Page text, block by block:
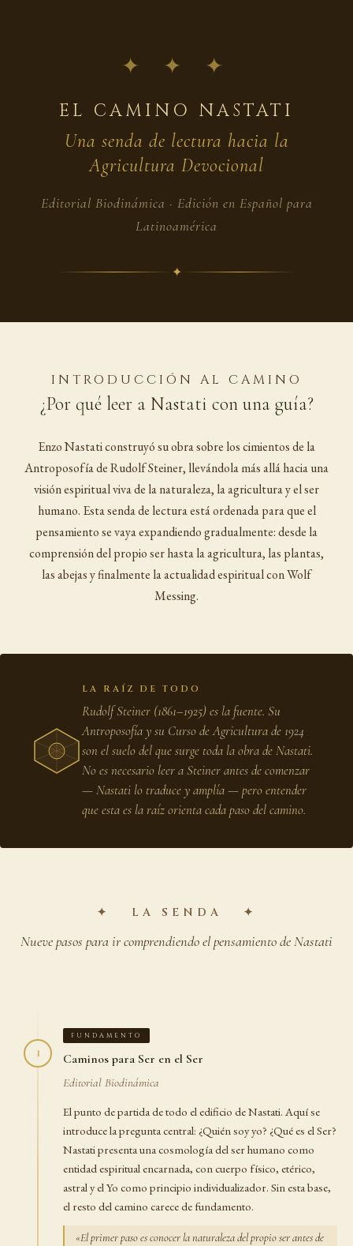
✦ ✦ ✦
EL CAMINO NASTATI
Una senda de lectura hacia la
Agricultura Devocional
Editorial Biodinámica · Edición en Español para
Latinoamérica
✦
INTRODUCCIÓN AL CAMINO
¿Por qué leer a Nastati con una guía?
Enzo Nastati construyó su obra sobre los cimientos de la
Antroposofía de Rudolf Steiner, llevándola más allá hacia una
visión espiritual viva de la naturaleza, la agricultura y el ser
humano. Esta senda de lectura está ordenada para que el
pensamiento se vaya expandiendo gradualmente: desde la
comprensión del propio ser hasta la agricultura, las plantas,
las abejas y finalmente la actualidad espiritual con Wolf
Messing.
LA RAÍZ DE TODO
Rudolf Steiner (1861–1925) es la fuente. Su
Antroposofía y su Curso de Agricultura de 1924
son el suelo del que surge toda la obra de Nastati.
No es necesario leer a Steiner antes de comenzar
— Nastati lo traduce y amplía — pero entender
que esta es la raíz orienta cada paso del camino.
✦ LA SENDA ✦
Nueve pasos para ir comprendiendo el pensamiento de Nastati
1
FUNDAMENTO
Caminos para Ser en el Ser
Editorial Biodinámica
El punto de partida de todo el edificio de Nastati. Aquí se
introduce la pregunta central: ¿Quién soy yo? ¿Qué es el Ser?
Nastati presenta una cosmología del ser humano como
entidad espiritual encarnada, con cuerpo físico, etérico,
astral y el Yo como principio individualizador. Sin esta base,
el resto del camino carece de fundamento.
«El primer paso es conocer la naturaleza del propio ser antes de